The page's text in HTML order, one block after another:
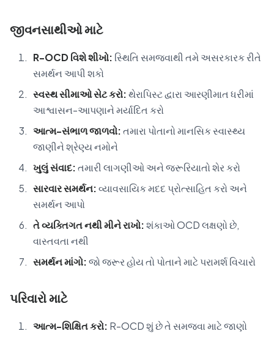
જીવનસાથીઓ માટે
R-OCD વિશે શીખો: સ્થિતિ સમજવાથી તમે અસરકારક રીતે
સમર્થન આપી શકો
સ્વસ્થ સીમાઓ સેટ કરો:થેરાપિસ્ટ દ્વારા આરણીમાત ધરીમાં
આશ્વાસન-આપણાને મર્યાદિત કરો
આત્મ-સંભાળ જાળવો:તમારા પોતાનો માનસિક સ્વાસ્થ્ય
જાણીને શ્રેણ્ય નમોને
ખુલું સંવાદ:તમારી લાગણીઓ અને જરૂરિયાતો શેર કરો
સારવાર સમર્થન:વ્યાવસાયિક મદદ પ્રોત્સાહિત કરો અને
સમર્થન આપો
તે વ્યક્તિગત નથી મીને રાખો:શંકાઓ OCD લક્ષણો છે,
વાસ્તવતા નથી
સમર્થન માંગો:જો જરૂર હોય તો પોતાને માટે પરામર્શ વિચારો
પરિવારો માટે
આત્મ-શિક્ષિત કરો: R-OCD શું છે તે સમજવા માટે જાણો